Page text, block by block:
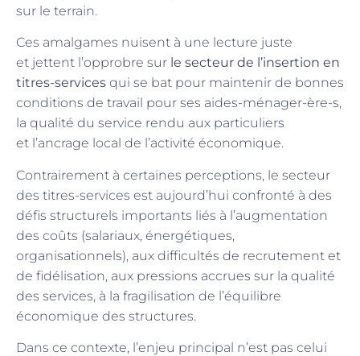
sur le terrain.
Ces amalgames nuisent à une lecture juste
et jettent l’opprobre sur le secteur de l’insertion en
titres-services qui se bat pour maintenir de bonnes
conditions de travail pour ses aides-ménager-ère-s,
la qualité du service rendu aux particuliers
et l’ancrage local de l’activité économique.
Contrairement à certaines perceptions, le secteur
des titres-services est aujourd’hui confronté à des
défis structurels importants liés à l’augmentation
des coûts (salariaux, énergétiques,
organisationnels), aux difficultés de recrutement et
de fidélisation, aux pressions accrues sur la qualité
des services, à la fragilisation de l’équilibre
économique des structures.
Dans ce contexte, l’enjeu principal n’est pas celui